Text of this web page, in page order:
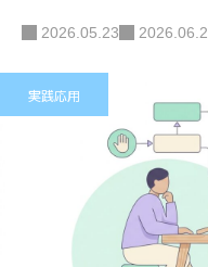
2026.05.23
実践応用